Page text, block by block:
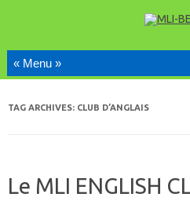
TAG ARCHIVES: CLUB D’ANGLAIS
Le MLI ENGLISH